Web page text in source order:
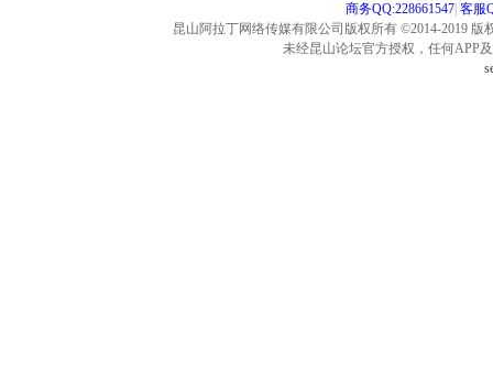
商务QQ:228661547| 客服
昆山阿拉丁网络传媒有限公司版权所有 ©2014-2019
未经昆山论坛官方授权，任何APP